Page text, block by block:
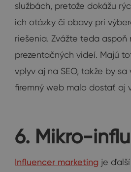
službách, pretože dokážu
ich otázky či obavy pri
riešenia. Zvážte teda aspoň
prezentačných videí. Majú
vplyv aj na SEO, takže by
firemný web malo dostať aj
6. Mikro-
Influencer marketing je